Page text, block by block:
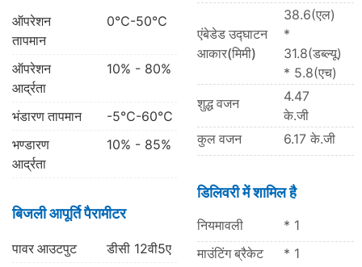
ऑपरेशन
तापमान
0℃-50℃
ऑपरेशन
आर्द्रता
10% - 80%
भंडारण तापमान
-5℃-60℃
भण्डारण
आर्द्रता
10% - 85%
बिजली आपूर्ति पैरामीटर
पावर आउटपुट
डीसी 12वी5ए
एंबेडेड उद्घाटन
आकार(मिमी)
38.6(एल)
*
31.8(डब्ल्यू)
* 5.8(एच)
शुद्ध वजन
4.47
के.जी
कुल वजन
6.17 के.जी
डिलिवरी में शामिल है
नियमावली
* 1
माउंटिंग ब्रैकेट
* 1